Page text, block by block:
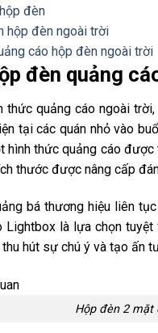
đèn
hộp đèn ngoài trời
cáo hộp đèn ngoài trời
đèn quảng
thức quảng cáo ngoài
tại các quán nhỏ vào
hình thức quảng cáo
thước được nâng cấp
bá thương hiệu liên
là lựa chọn
hút sự chú ý và tạo ấn
Hộp đèn 2 mặt